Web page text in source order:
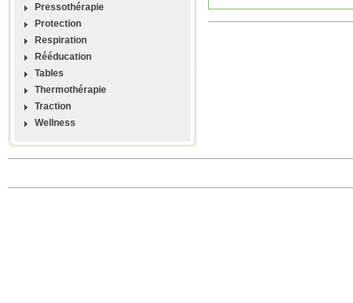
Pressothérapie
Protection
Respiration
Rééducation
Tables
Thermothérapie
Traction
Wellness